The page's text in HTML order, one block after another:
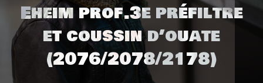
Eheim prof.3e préfiltre
et coussin d’ouate
(2076/2078/2178)